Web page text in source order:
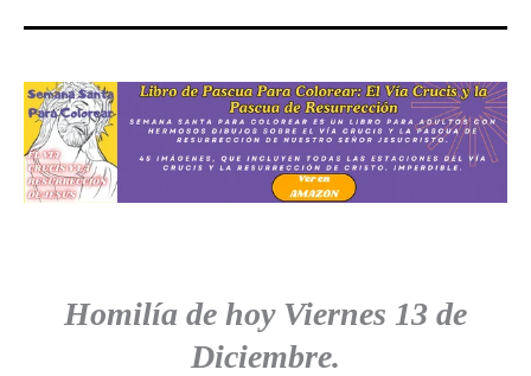
Homilía de hoy Viernes 13 de
Diciembre.